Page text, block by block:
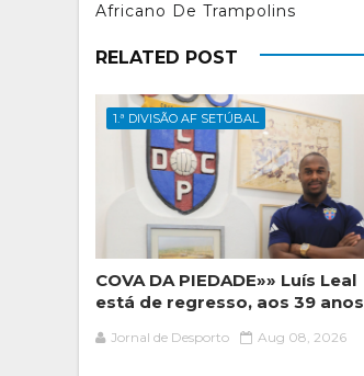
Africano De Trampolins
RELATED POST
1.ª DIVISÃO AF SETÚBAL
COVA DA PIEDADE»» Luís Leal
está de regresso, aos 39 anos
Jornal de Desporto Aug 08, 2026